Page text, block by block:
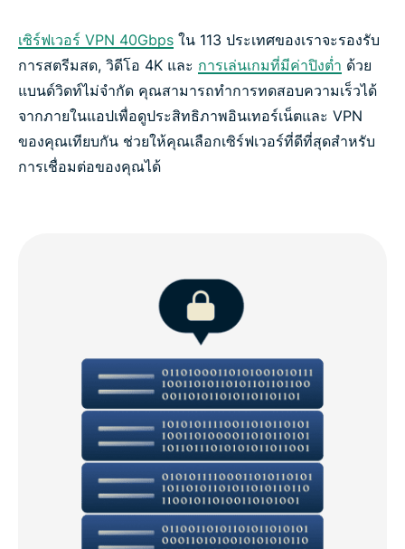
เซิร์ฟเวอร์ VPN 40Gbps ใน 113 ประเทศของเราจะรองรับ
การสตรีมสด, วิดีโอ 4K และ การเล่นเกมที่มีค่าปิงต่ำ ด้วย
แบนด์วิดท์ไม่จำกัด คุณสามารถทำการทดสอบความเร็วได้
จากภายในแอปเพื่อดูประสิทธิภาพอินเทอร์เน็ตและ VPN
ของคุณเทียบกัน ช่วยให้คุณเลือกเซิร์ฟเวอร์ที่ดีที่สุดสำหรับ
การเชื่อมต่อของคุณได้